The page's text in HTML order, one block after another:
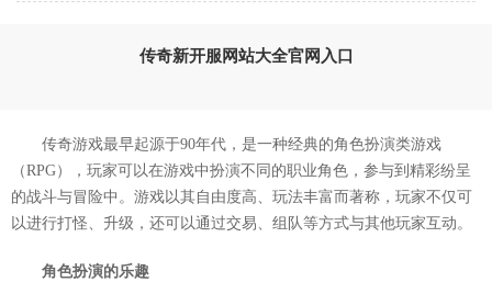
传奇新开服网站大全官网入口
传奇游戏最早起源于90年代，是一种经典的角色扮演类游戏
（RPG），玩家可以在游戏中扮演不同的职业角色，参与到精彩纷呈
的战斗与冒险中。游戏以其自由度高、玩法丰富而著称，玩家不仅可
以进行打怪、升级，还可以通过交易、组队等方式与其他玩家互动。
角色扮演的乐趣